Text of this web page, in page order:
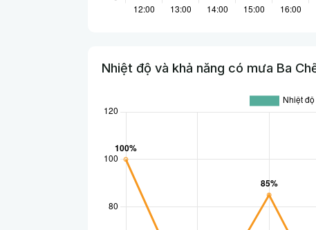
Nhiệt độ và khả năng có mưa Ba